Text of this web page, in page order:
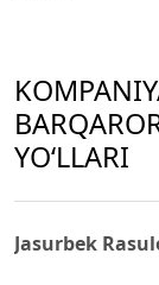
YOʻLLARI
Jasurbek